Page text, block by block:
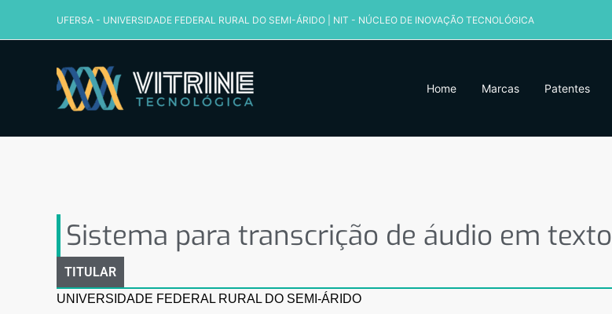
UFERSA - UNIVERSIDADE FEDERAL RURAL DO SEMI-ÁRIDO NIT - NÚCLEO DE INOVAÇÃO TECNOLÓGICA
Home Marcas Patentes
Sistema para transcrição de áudio em texto
TITULAR
UNIVERSIDADE FEDERAL RURAL DO SEMI-ÁRIDO